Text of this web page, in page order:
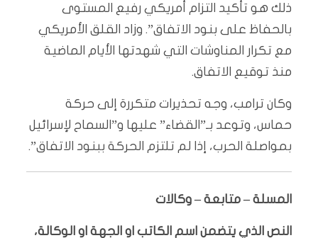
ذلك هو تأكيد التزام أمريكي رفيع المستوى
بالحفاظ على بنود الاتفاق”. وزاد القلق الأمريكي
مع تكرار المناوشات التي شهدتها الأيام الماضية
منذ توقيع الاتفاق.
وكان ترامب، وجه تحذيرات متكررة إلى حركة
حماس، وتوعد بـ”القضاء” عليها و”السماح لإسرائيل
بمواصلة الحرب، إذا لم تلتزم الحركة ببنود الاتفاق”.
المسلة – متابعة – وكالات
النص الذي يتضمن اسم الكاتب او الجهة او الوكالة،